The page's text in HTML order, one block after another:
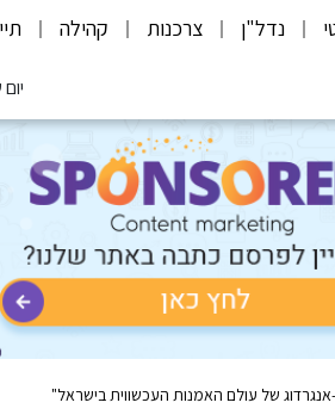
נדל"ן צרכנות קהילה
יום